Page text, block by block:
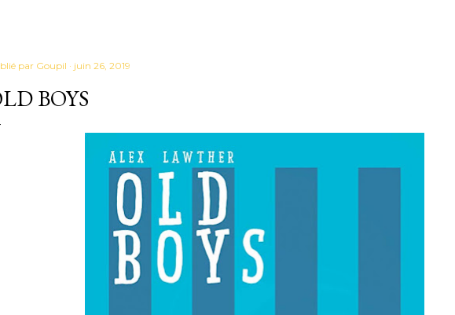
par Goupil juin 26, 2019
BOYS